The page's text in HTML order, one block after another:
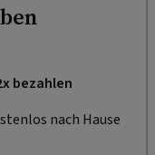
bezahlen
nach Hause